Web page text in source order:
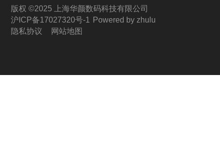
版权 ©2025 上海华颜数码科技有限公司
沪ICP备17027320号-1 Powered by zhulu
隐私协议
网站地图